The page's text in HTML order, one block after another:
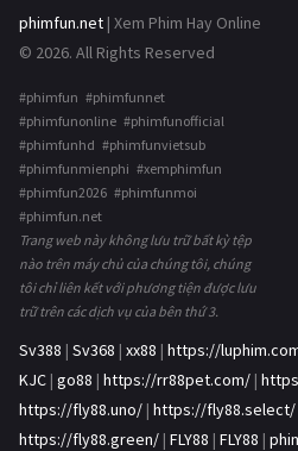
phimfun.net | Xem Phim Hay Online
© 2026. All Rights Reserved
#phimfun #phimfunnet
#phimfunonline #phimfunofficial
#phimfunhd #phimfunvietsub
#phimfunmienphi #xemphimfun
#phimfun2026 #phimfunmoi
#phimfun.net
Trang web này không lưu trữ bất kỳ tệp
nào trên máy chủ của chúng tôi, chúng
tôi chỉ liên kết với phương tiện được lưu
trữ trên các dịch vụ của bên thứ 3.
Sv388 | Sv368 | xx88 | https://
KJC | go88 | https://rr88pet.com/ |
https://fly88.uno/ | https://fly88.select/
https://fly88.green/ | FLY88 | FLY88 |